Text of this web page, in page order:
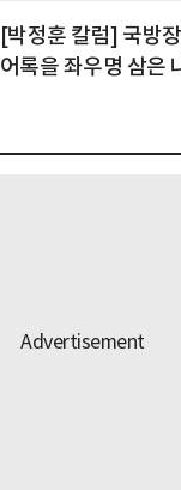
[박정훈 칼럼] 국방
어록을 좌우명 삼은